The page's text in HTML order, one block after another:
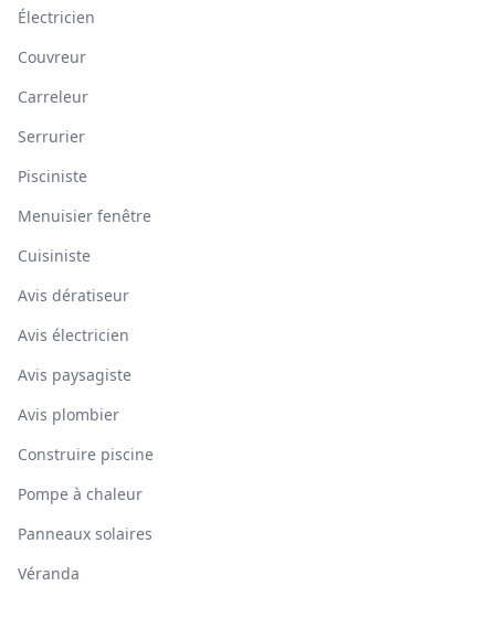
Électricien
Couvreur
Carreleur
Serrurier
Pisciniste
Menuisier fenêtre
Cuisiniste
Avis dératiseur
Avis électricien
Avis paysagiste
Avis plombier
Construire piscine
Pompe à chaleur
Panneaux solaires
Véranda